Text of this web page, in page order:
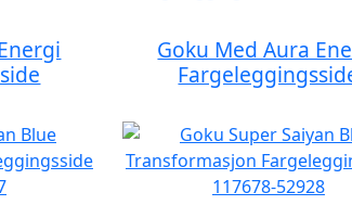
Goku Med Aura